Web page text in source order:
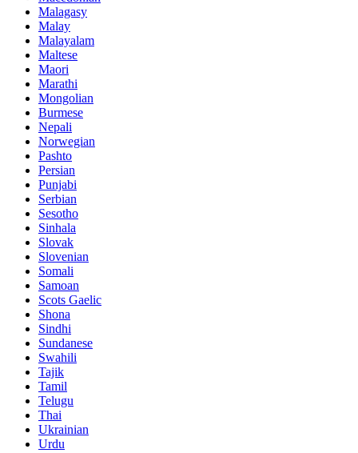
Malagasy
Malay
Malayalam
Maltese
Maori
Marathi
Mongolian
Burmese
Nepali
Norwegian
Pashto
Persian
Punjabi
Serbian
Sesotho
Sinhala
Slovak
Slovenian
Somali
Samoan
Scots Gaelic
Shona
Sindhi
Sundanese
Swahili
Tajik
Tamil
Telugu
Thai
Ukrainian
Urdu